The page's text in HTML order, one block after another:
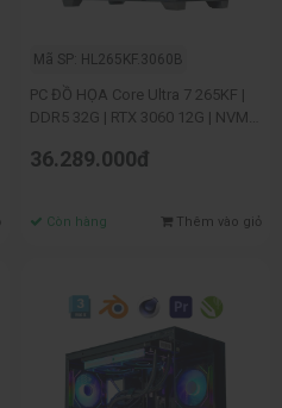
Mã SP: HL265KF.3060B
PC ĐỒ HỌA Core Ultra 7 265KF |
DDR5 32G | RTX 3060 12G | NVME
36.289.000đ
Còn hàng Thêm vào giỏ